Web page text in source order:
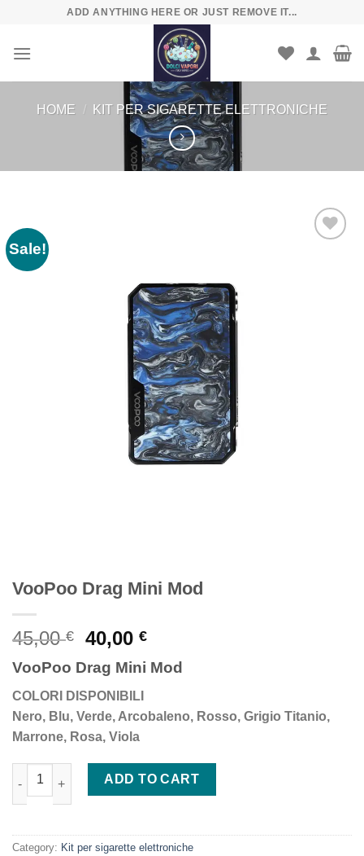
content
ADD ANYTHING HERE OR JUST REMOVE IT...
HOME / KIT PER SIGARETTE ELETTRONICHE
Sale!
VooPoo Drag Mini Mod
45,00€
Original
price
was:
45,00 €.
40,00€Current
price
is:
VooPoo Drag Mini Mod
COLORI DISPONIBILI
Nero, Blu, Verde, Arcobaleno, Rosso, Grigio Titanio,
Marrone, Rosa, Viola
VooPoo Drag Mini Mod quantity
ADD TO CART
Category: Kit per sigarette elettroniche